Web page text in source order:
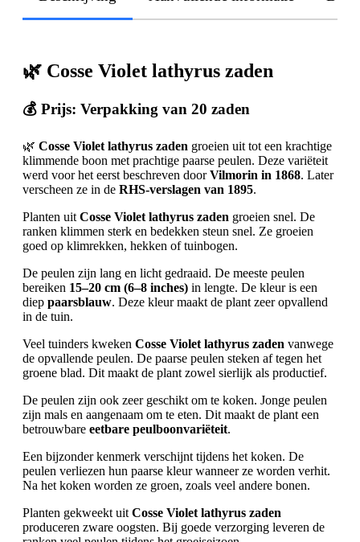
🌿 Cosse Violet lathyrus zaden
💰 Prijs: Verpakking van 20 zaden
🌿 Cosse Violet lathyrus zaden groeien uit tot een krachtige
klimmende boon met prachtige paarse peulen. Deze variëteit
werd voor het eerst beschreven doorVilmorin in 1868. Later
verscheen ze in de RHS-verslagen van 1895.
Planten uit Cosse Violet lathyrus zaden groeien snel. De
ranken klimmen sterk en bedekken steun snel. Ze groeien
goed op klimrekken, hekken of tuinbogen.
De peulen zijn lang en licht gedraaid. De meeste peulen
bereiken 15–20 cm (6–8 inches) in lengte. De kleur is een
diep paarsblauw. Deze kleur maakt de plant zeer opvallend
in de tuin.
Veel tuinders kweken Cosse Violet lathyrus zaden vanwege
de opvallende peulen. De paarse peulen steken af tegen het
groene blad. Dit maakt de plant zowel sierlijk als productief.
De peulen zijn ook zeer geschikt om te koken. Jonge peulen
zijn mals en aangenaam om te eten. Dit maakt de plant een
betrouwbare eetbare peulboonvariëteit.
Een bijzonder kenmerk verschijnt tijdens het koken. De
peulen verliezen hun paarse kleur wanneer ze worden verhit.
Na het koken worden ze groen, zoals veel andere bonen.
Planten gekweekt uit Cosse Violet lathyrus zaden
produceren zware oogsten. Bij goede verzorging leveren de